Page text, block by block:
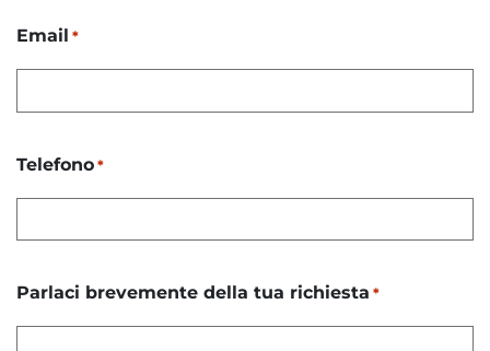
Email *
Telefono *
Parlaci brevemente della tua richiesta *